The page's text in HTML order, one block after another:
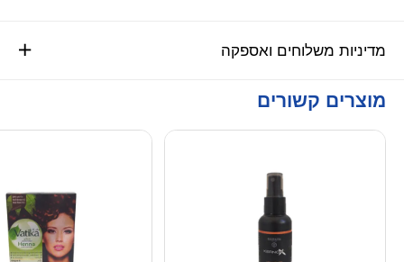
מדיניות משלוחים ואספקה
מוצרים קשורים